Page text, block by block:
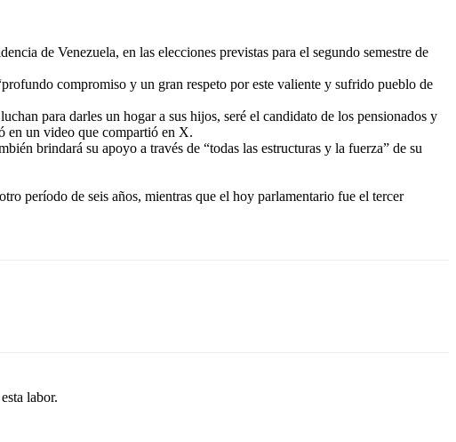
de Venezuela, en las elecciones previstas para el segundo semestre de
compromiso y un gran respeto por este valiente y sufrido pueblo de
para darles un hogar a sus hijos, seré el candidato de los pensionados y
en un video que compartió en X.
brindará su apoyo a través de “todas las estructuras y la fuerza” de su
período de seis años, mientras que el hoy parlamentario fue el tercer
labor.